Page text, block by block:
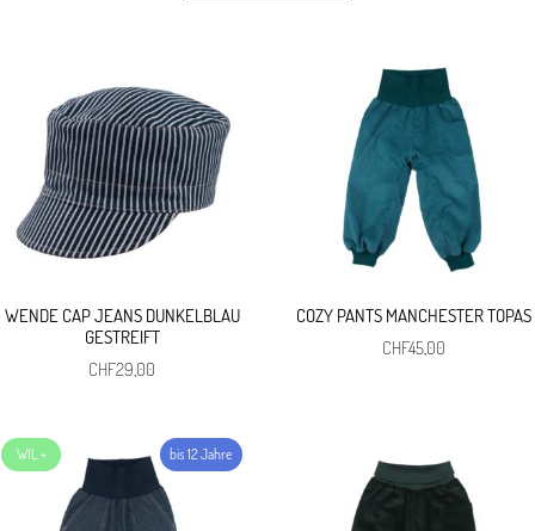
WENDE CAP JEANS DUNKELBLAU
GESTREIFT
CHF29,00
COZY PANTS MANCHESTER TOPAS
CHF45,00